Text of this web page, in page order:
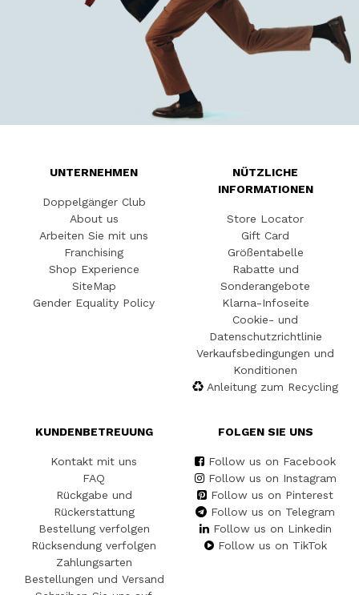
UNTERNEHMEN
Doppelgänger Club
About us
Arbeiten Sie mit uns
Franchising
Shop Experience
SiteMap
Gender Equality Policy
NÜTZLICHE
INFORMATIONEN
Store Locator
Gift Card
Größentabelle
Rabatte und
Sonderangebote
Klarna-Infoseite
Cookie- und
Datenschutzrichtlinie
Verkaufsbedingungen und
Konditionen
Anleitung zum Recycling
KUNDENBETREUUNG
Kontakt mit uns
FAQ
Rückgabe und
Rückerstattung
Bestellung verfolgen
Rücksendung verfolgen
Zahlungsarten
Bestellungen und Versand
FOLGEN SIE UNS
Follow us on Facebook
Follow us on Instagram
Follow us on Pinterest
Follow us on Telegram
Follow us on Linkedin
Follow us on TikTok